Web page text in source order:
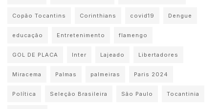
Copão Tocantins Corinthians covid19 Dengue
educação Entretenimento flamengo
GOL DE PLACA Inter Lajeado Libertadores
Miracema Palmas palmeiras Paris 2024
Política Seleção Brasileira São Paulo Tocantinia